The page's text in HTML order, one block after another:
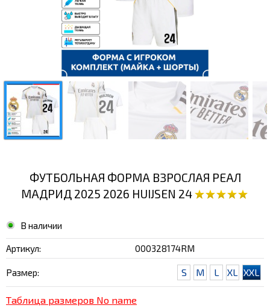
ФУТБОЛЬНАЯ ФОРМА ВЗРОСЛАЯ РЕАЛ
МАДРИД 2025 2026 HUIJSEN 24
В наличии
Артикул: 000328174RM
Размер: S M L XL XXL
Таблица размеров No name